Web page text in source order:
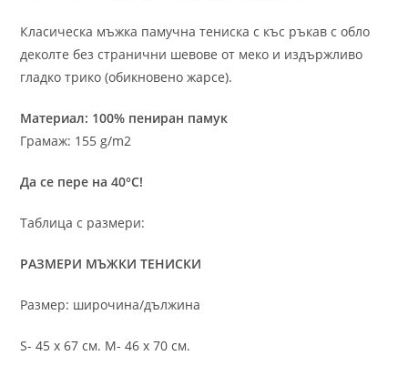
Класическа мъжка памучна тениска с къс ръкав с обло
деколте без странични шевове от меко и издържливо
гладко трико (обикновено жарсе).
Материал: 100% пениран памук
Грамаж: 155 g/m2
Да се пере на 40°C!
Таблица с размери:
РАЗМЕРИ МЪЖКИ ТЕНИСКИ
Размер: широчина/дължина
S- 45 х 67 см. M- 46 х 70 см.